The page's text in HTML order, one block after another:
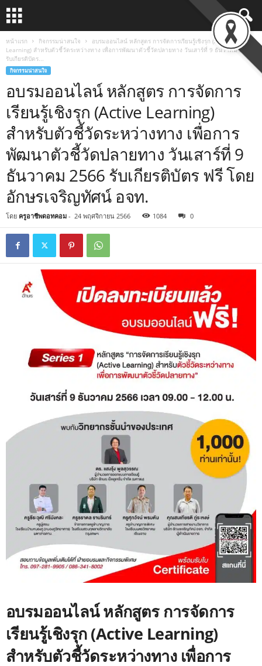
หน้าแรก กิจกรรมน่าสนใจ
อบรมออนไลน์ หลักสูตร การจัดการเรียนรู้เชิงรุก (Active
Learning) สำหรับตัวชี้วัดระหว่างทาง เพื่อการพัฒนาตัวชี้วัดปลายทาง วันเสาร์ที่ 9 ธันวาคม 2566
รับเกียรติบัตร...
กิจกรรมน่าสนใจ
อบรมออนไลน์ หลักสูตร การจัดการ
เรียนรู้เชิงรุก (Active Learning)
สำหรับตัวชี้วัดระหว่างทาง เพื่อการ
พัฒนาตัวชี้วัดปลายทาง วันเสาร์ที่ 9
ธันวาคม 2566 รับเกียรติบัตร ฟรี โดย
อักษรเจริญทัศน์ อจท.
โดย ครูอาชีพดอทคอม - 24 พฤศจิกายน 2566 1084 0
อบรมออนไลน์ หลักสูตร การจัดการ
เรียนรู้เชิงรุก (Active Learning)
สำหรับตัวชี้วัดระหว่างทาง เพื่อการ